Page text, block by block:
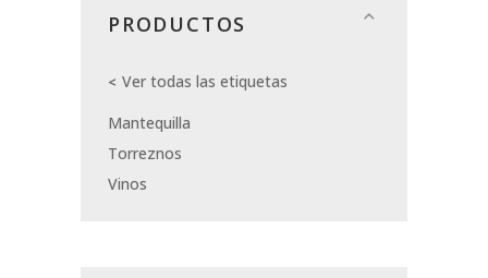
PRODUCTOS
Ver todas las etiquetas
Mantequilla
Torreznos
Vinos